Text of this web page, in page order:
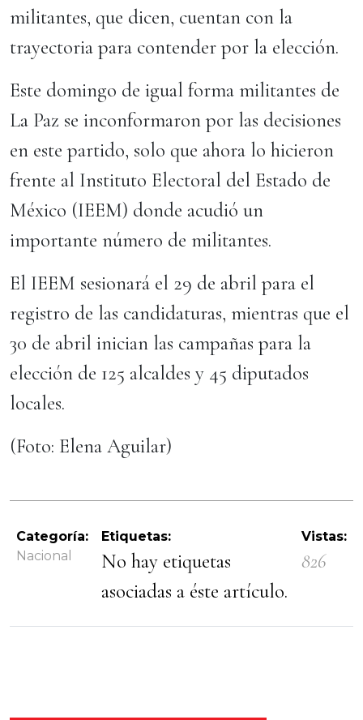
militantes, que dicen, cuentan con la
trayectoria para contender por la elección.
Este domingo de igual forma militantes de
La Paz se inconformaron por las decisiones
en este partido, solo que ahora lo hicieron
frente al Instituto Electoral del Estado de
México (IEEM) donde acudió un
importante número de militantes.
El IEEM sesionará el 29 de abril para el
registro de las candidaturas, mientras que el
30 de abril inician las campañas para la
elección de 125 alcaldes y 45 diputados
locales.
(Foto: Elena Aguilar)
Categoría:
Nacional
Etiquetas:
No hay etiquetas
asociadas a éste artículo.
Vistas:
826